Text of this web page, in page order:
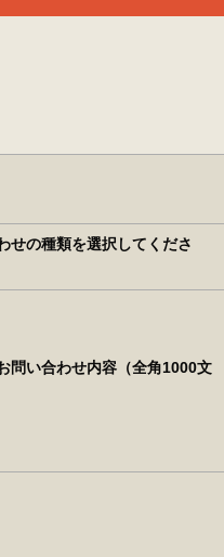
せの種類を選択してくださ
問い合わせ内容（全角1000文